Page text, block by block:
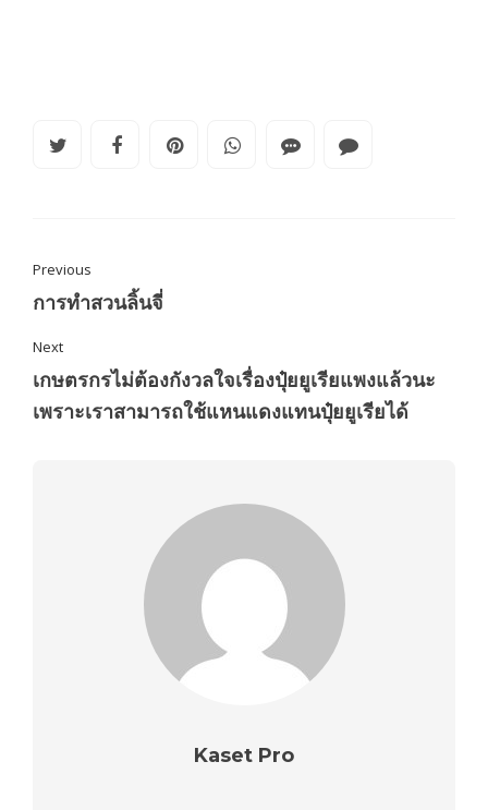
Previous
การทำสวนลิ้นจี่
Next
เกษตรกรไม่ต้องกังวลใจเรื่องปุ๋ยยูเรียแพงแล้วนะ
เพราะเราสามารถใช้แหนแดงแทนปุ๋ยยูเรียได้
Kaset Pro